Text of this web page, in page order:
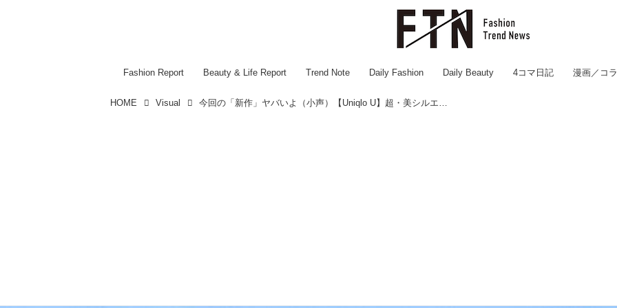
Fashion Report Beauty & Life Report Trend Note Daily Fashion Daily Beauty 4コマ日記 漫画／コ
HOME Visual